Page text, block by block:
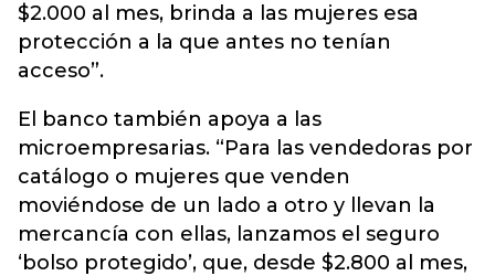
$2.000 al mes, brinda a las mujeres esa
protección a la que antes no tenían
acceso”.
El banco también apoya a las
microempresarias. “Para las vendedoras por
catálogo o mujeres que venden
moviéndose de un lado a otro y llevan la
mercancía con ellas, lanzamos el seguro
‘bolso protegido’, que, desde $2.800 al mes,